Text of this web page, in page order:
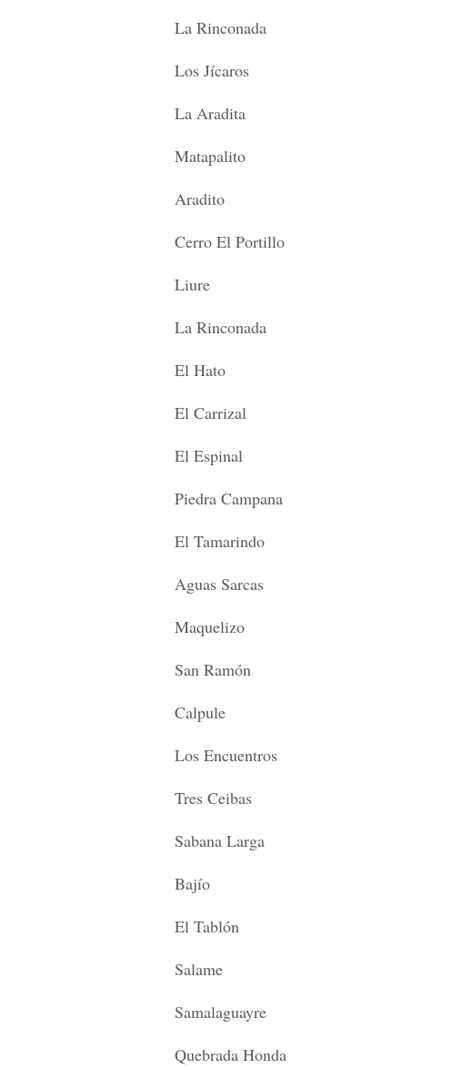
La Rinconada
Los Jícaros
La Aradita
Matapalito
Aradito
Cerro El Portillo
Liure
La Rinconada
El Hato
El Carrizal
El Espinal
Piedra Campana
El Tamarindo
Aguas Sarcas
Maquelizo
San Ramón
Calpule
Los Encuentros
Tres Ceibas
Sabana Larga
Bajío
El Tablón
Salame
Samalaguayre
Quebrada Honda